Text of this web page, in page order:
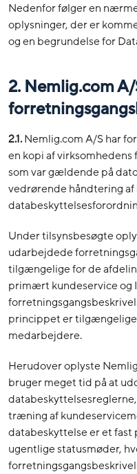
Nedenfor følger en
oplysninger, der er
og en begrundelse for
2. Nemlig.com A/
2.1.Nemlig.com A/S har
en kopi af
som var gældende på
vedrørende håndtering
Under tilsynsbesøgte
udarbejdede
tilgængelige for de
primært kundeservice og
princippet er
medarbejdere.
Herudover oplyste
bruger meget tid på at
træning af
databeskyttelse er et fast
ugentlige statusmøder,